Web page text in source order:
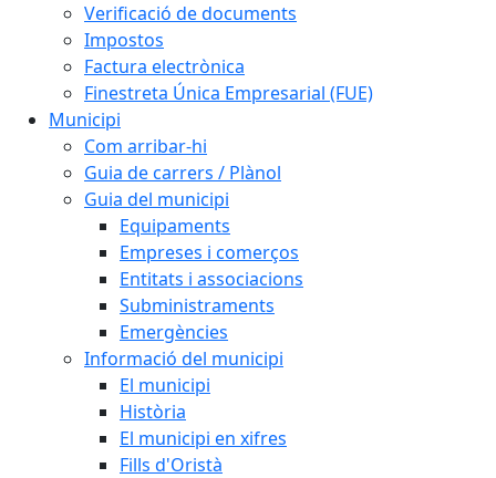
Verificació de documents
Impostos
Factura electrònica
Finestreta Única Empresarial (FUE)
Municipi
Com arribar-hi
Guia de carrers / Plànol
Guia del municipi
Equipaments
Empreses i comerços
Entitats i associacions
Subministraments
Emergències
Informació del municipi
El municipi
Història
El municipi en xifres
Fills d'Oristà